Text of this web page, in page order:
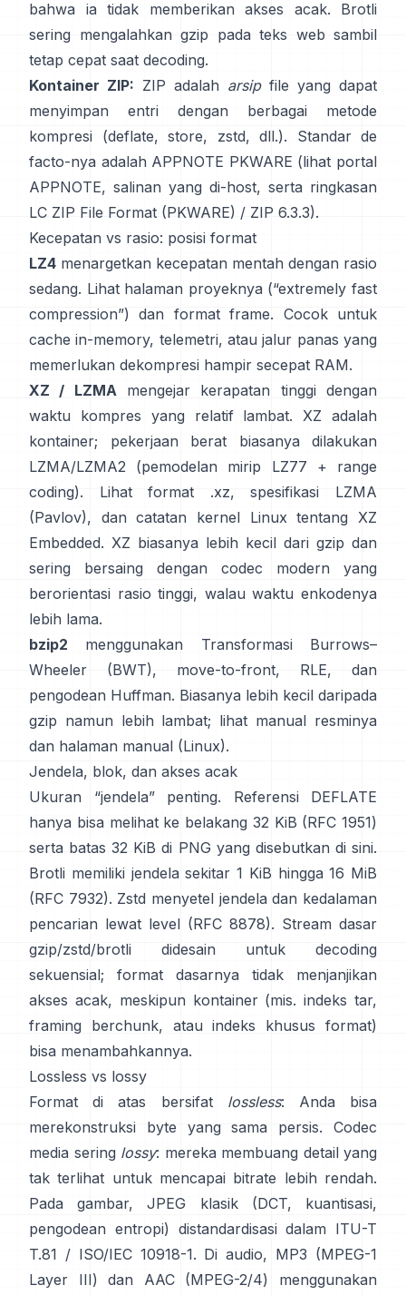
bahwa ia tidak memberikan akses acak. Brotli
sering mengalahkan gzip pada teks web sambil
tetap cepat saat decoding.
Kontainer ZIP: ZIP adalah arsipfile yang dapat
menyimpan entri dengan berbagai metode
kompresi (deflate, store, zstd, dll.). Standar de
facto-nya adalah APPNOTE PKWARE (lihat portal
APPNOTE, salinan yang di-host, serta ringkasan
LC ZIP File Format (PKWARE) / ZIP 6.3.3).
Kecepatan vs rasio: posisi format
LZ4 menargetkan kecepatan mentah dengan rasio
sedang. Lihat halaman proyeknya (“extremely fast
compression”) dan format frame. Cocok untuk
cache in-memory, telemetri, atau jalur panas yang
memerlukan dekompresi hampir secepat RAM.
XZ / LZMAmengejar kerapatan tinggi dengan
waktu kompres yang relatif lambat. XZ adalah
kontainer; pekerjaan berat biasanya dilakukan
LZMA/LZMA2 (pemodelan mirip LZ77 + range
coding). Lihat
format .xz,
spesifikasi LZMA
(Pavlov), dan catatan kernel Linux tentang XZ
Embedded. XZ biasanya lebih kecil dari gzip dan
sering bersaing dengan codec modern yang
berorientasi rasio tinggi, walau waktu enkodenya
lebih lama.
bzip2 menggunakan
Transformasi Burrows–
Wheeler (BWT), move-to-front, RLE, dan
pengodean Huffman. Biasanya lebih kecil daripada
gzip namun lebih lambat; lihat manual resminya
dan halaman manual (Linux).
Jendela, blok, dan akses acak
Ukuran “jendela” penting. Referensi DEFLATE
hanya bisa melihat ke belakang 32 KiB (RFC 1951)
serta batas 32 KiB di PNG yang disebutkan di sini.
Brotli memiliki jendela sekitar 1 KiB hingga 16 MiB
(RFC 7932). Zstd menyetel jendela dan kedalaman
pencarian lewat level (RFC 8878). Stream dasar
gzip/zstd/brotli didesain untuk decoding
sekuensial; format dasarnya
tidak menjanjikan
akses acak, meskipun kontainer (mis. indeks tar,
framing berchunk, atau indeks khusus format)
bisa menambahkannya.
Lossless vs lossy
Format di atas bersifat lossless: Anda bisa
merekonstruksi byte yang sama persis. Codec
media sering lossy: mereka membuang detail yang
tak terlihat untuk mencapai bitrate lebih rendah.
Pada gambar, JPEG klasik (DCT, kuantisasi,
pengodean entropi) distandardisasi dalam ITU-T
T.81 / ISO/IEC 10918-1. Di audio, MP3 (MPEG-1
Layer III) dan AAC (MPEG-2/4) menggunakan